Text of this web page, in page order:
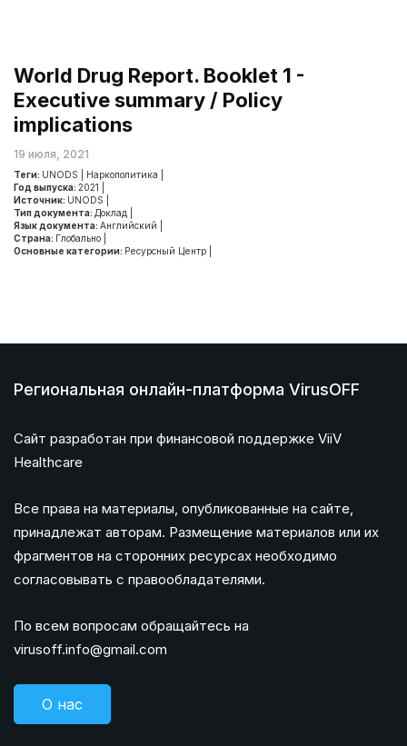
World Drug Report. Booklet 1 -
Executive summary / Policy
implications
19 июля, 2021
Теги: UNODS Наркополитика
Год выпуска: 2021
Источник: UNODS
Тип документа: Доклад
Язык документа: Английский
Страна: Глобально
Основные категории: Ресурсный Центр
Региональная онлайн-платформа VirusOFF
Сайт разработан при финансовой поддержке ViiV
Healthcare
Все права на материалы, опубликованные на сайте,
принадлежат авторам. Размещение материалов или их
фрагментов на сторонних ресурсах необходимо
согласовывать с правообладателями.
По всем вопросам обращайтесь на
virusoff.info@gmail.com
О нас